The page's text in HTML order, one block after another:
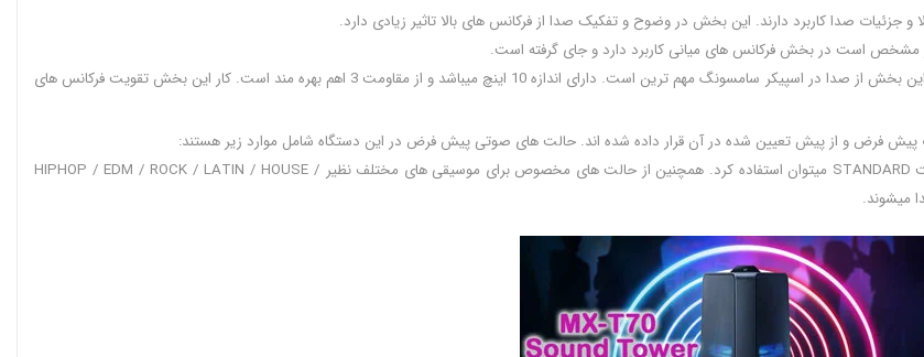
• ساب ووفر داخلی یا همان Sub-Woofer: برای تولید بیس عمیق و حس قدرت در صدا این بخش از صدا در اسپیکر سامسونگ مهم ترین است. دارای اندازه 10 اینچ میباشد و از مقاومت 3 اهم بهره مند است. کار این بخش تقویت فرکانس های
فرض و از پیش تعیین شده در آن قرار داده شده اند. حالت های صوتی پیش فرض در این دستگاه شامل موارد زیر هستند:
حالت PARTY برای پخش با حجم بالا و باس بیشتر کاربرد دارد. برای پخش عادی از حالت STANDARD میتوان استفاده کرد. همچنین از حالت های مخصوص برای موسیقی های مختلف نظیر HIPHOP / EDM / ROCK / LATIN / HOUSE /